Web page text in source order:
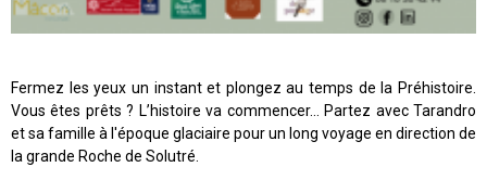
Fermez les yeux un instant et plongez au temps de la Préhistoire.
Vous êtes prêts ? L’histoire va commencer… Partez avec Tarandro
et sa famille à l'époque glaciaire pour un long voyage en direction de
la grande Roche de Solutré.